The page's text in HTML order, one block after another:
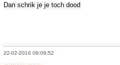
Dan schrik je je toch dood
22-02-2010 09:09:52